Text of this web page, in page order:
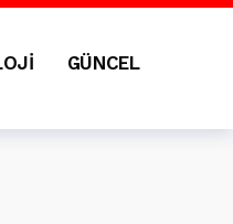
GÜNCEL